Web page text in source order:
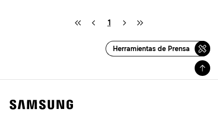
1
Herramientas de Prensa